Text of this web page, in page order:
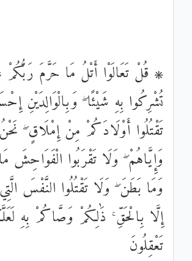
۞ قُلْ تَعَالَوْا أَتْلُ مَا حَرَّمَ رَبُّكُمْ
تُشْرِكُوا بِهِ شَيْئًا ۖ وَبِالْوَالِدَيْنِ
تَقْتُلُوا أَوْلَادَكُمْ مِنْ إِمْلَاقٍ
وَإِيَّاهُمْ ۖ وَلَا تَقْرَبُوا الْفَوَاحِشَ
وَمَا بَطَنَ ۖ وَلَا تَقْتُلُوا النَّفْسَ
إِلَّا بِالْحَقِّ ۚ ذَٰلِكُمْ وَصَّاكُمْ بِهِ
تَعْقِلُونَ